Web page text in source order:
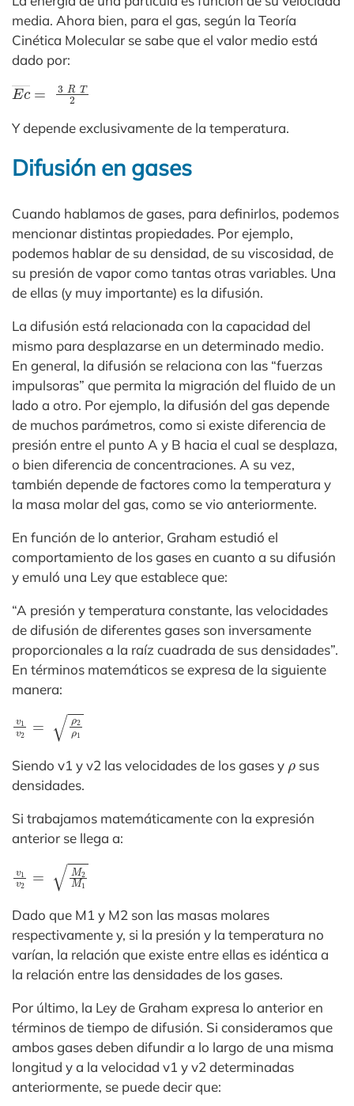
media. Ahora bien, para el gas, según la Teoría
Cinética Molecular se sabe que el valor medio está
dado por:
Ec― 3 RT2
Y depende exclusivamente de la temperatura.
Difusión en gases
Cuando hablamos de gases, para definirlos, podemos
mencionar distintas propiedades. Por ejemplo,
podemos hablar de su densidad, de su viscosidad, de
su presión de vapor como tantas otras variables. Una
de ellas (y muy importante) es la difusión.
La difusión está relacionada con la capacidad del
mismo para desplazarse en un determinado medio.
En general, la difusión se relaciona con las “fuerzas
impulsoras” que permita la migración del fluido de un
lado a otro. Por ejemplo, la difusión del gas depende
de muchos parámetros, como si existe diferencia de
presión entre el punto A y B hacia el cual se desplaza,
o bien diferencia de concentraciones. A su vez,
también depende de factores como la temperatura y
la masa molar del gas, como se vio anteriormente.
En función de lo anterior, Graham estudió el
comportamiento de los gases en cuanto a su difusión
y emuló una Ley que establece que:
“A presión y temperatura constante, las velocidades
de difusión de diferentes gases son inversamente
proporcionales a la raíz cuadrada de sus densidades”.
En términos matemáticos se expresa de la siguiente
manera:
v1 2ρ1
Siendo v1 y v2 las velocidades de los gases y
sus
densidades.
Si trabajamos matemáticamente con la expresión
anterior se llega a:
v1 M2M
Dado que M1 y M2 son las masas molares
respectivamente y, si la presión y la temperatura no
varían, la relación que existe entre ellas es idéntica a
la relación entre las densidades de los gases.
Por último, la Ley de Graham expresa lo anterior en
términos de tiempo de difusión. Si consideramos que
ambos gases deben difundir a lo largo de una misma
longitud y a la velocidad v1 y v2 determinadas
anteriormente, se puede decir que: